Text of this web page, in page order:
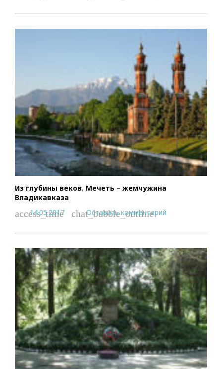
Из глубины веков. Мечеть – жемчужина
Владикавказа
access_time
14.05.2017 chat_bubble_outline
Оставить комментарий